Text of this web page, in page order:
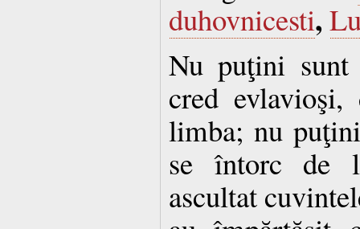
duhovnicesti,
Nu puţini
cred
limba; nu
se întorc de
ascultat